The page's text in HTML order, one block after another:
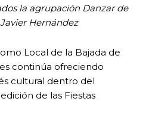
la agrupación Danzar de
Hernández
Local de la Bajada de
continúa ofreciendo
cultural dentro del
de las Fiestas